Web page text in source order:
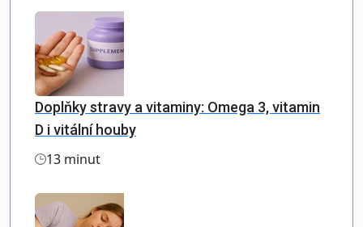
Doplňky stravy a vitaminy: Omega 3, vitamin
D i vitální houby
13 minut